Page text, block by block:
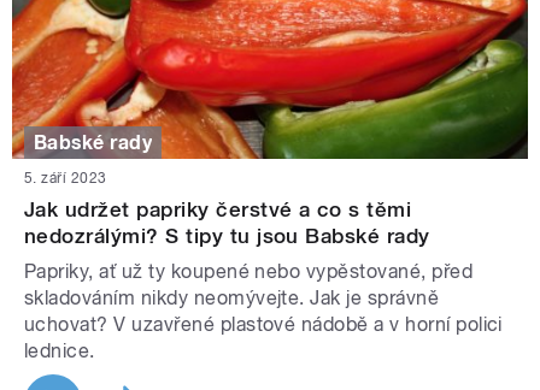
Babské rady
5. září 2023
Jak udržet papriky čerstvé a co s těmi
nedozrálými? S tipy tu jsou Babské rady
Papriky, ať už ty koupené nebo vypěstované, před
skladováním nikdy neomývejte. Jak je správně
uchovat? V uzavřené plastové nádobě a v horní polici
lednice.